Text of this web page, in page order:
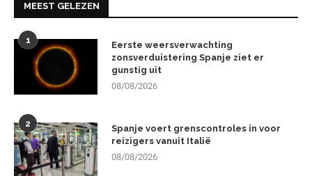
MEEST GELEZEN
1
Eerste weersverwachting
zonsverduistering Spanje ziet er
gunstig uit
08/08/2026
2
Spanje voert grenscontroles in voor
reizigers vanuit Italië
08/08/2026